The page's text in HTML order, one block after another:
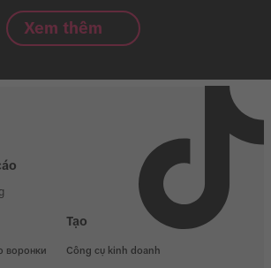
Xem thêm
воронки
Tạo
Công cụ kinh doanh